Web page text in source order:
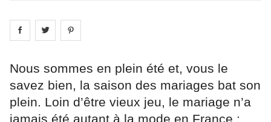
Share on facebook
Share on
Nous sommes en plein été et, vous le
savez bien, la saison des mariages bat son
plein. Loin d’être vieux jeu, le mariage n’a
jamais été autant à la mode en France :